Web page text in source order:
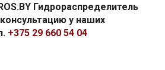
Гидрораспределитель
у наших
+375 29 660 54 04